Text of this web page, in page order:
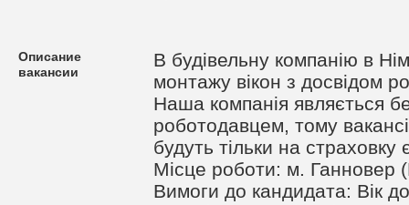
Описание
вакансии
В будівельну компанію в
монтажу вікон з досвідом
Наша компанія являється
роботодавцем, тому
будуть тільки на
Місце роботи: м. Ганновер
Вимоги до кандидата: Вік